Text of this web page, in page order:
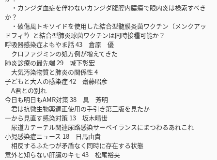
・カンジダ血症を伴わないカンジダ腹腔内膿瘍で眼内炎は検索すべき
か？
・破傷風トキソイドを使用した結合型髄膜炎菌ワクチン（メンクアッ
ドフィ®）と結合型肺炎球菌ワクチンは同時接種可能か？
呼吸器感染症よもやま話 43 倉原 優
クロファジミンの処方例が増えてきた
肺炎診療の最先端 29 城下彰宏
大気汚染物質と肺炎の関係性 4
子どもと大人の感染症 42 齋藤昭彦
A君との別れ
今日も明日もAMR対策 38 具 芳明
君は抗微生物薬適正使用の手引き第三版を見たか
一から見直す感染対策 13 坂木晴世
尿道カテーテル関連尿路感染サーベイランスにまつわるあれこれ
小児感染症ニュース 18 日馬由貴
相反するふたつが矛盾なく同時に存在する状態
意外と知らない肝臓のキモ 43 松尾裕央